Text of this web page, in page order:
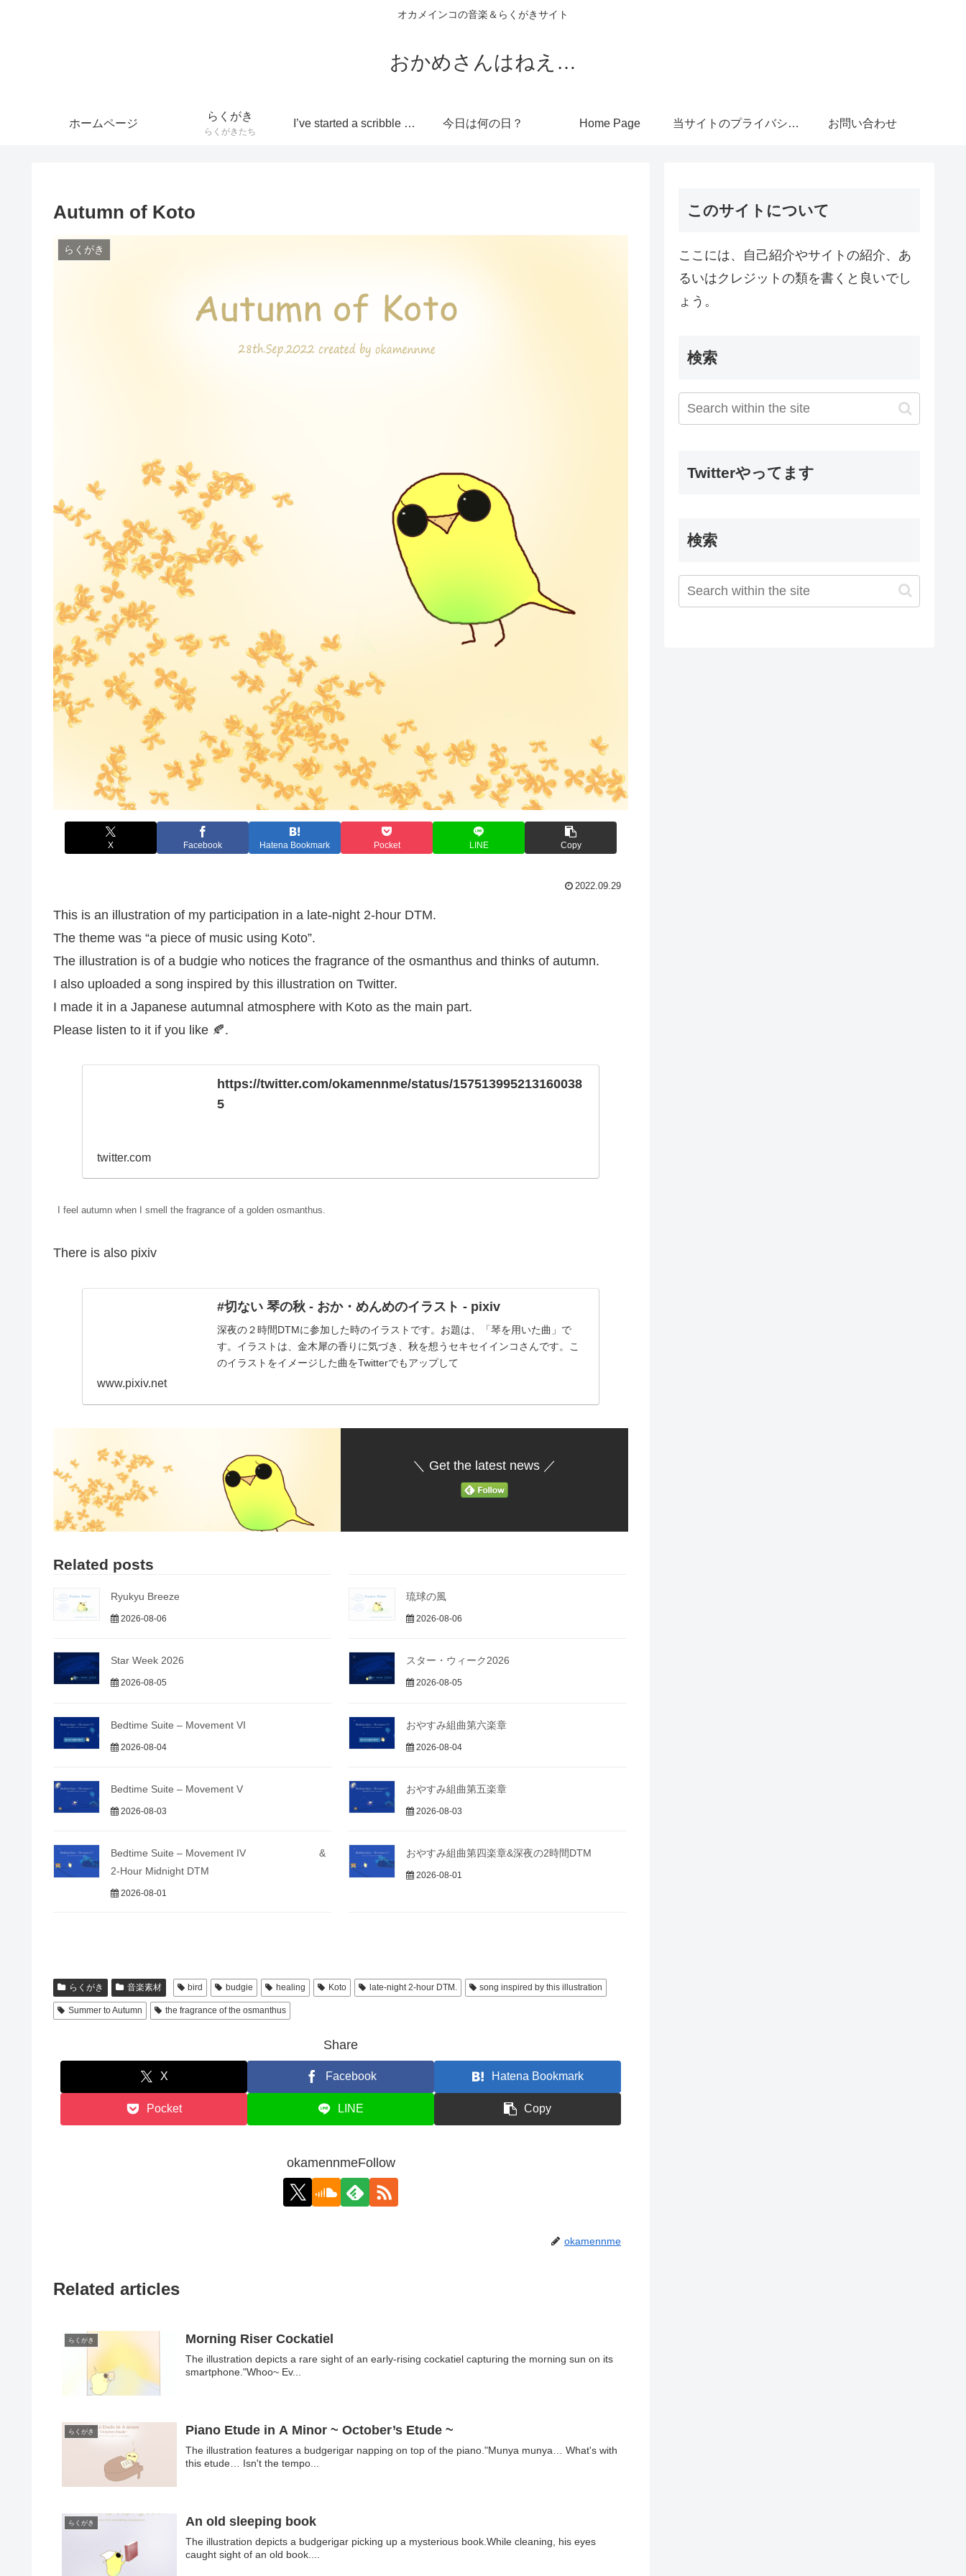
オカメインコの音楽＆らくがきサイト
おかめさんはねえ…
ホームページ
らくがき
らくがきたち
I’ve started a scribble site! 今日は何の日？ Home Page 当サイトのプライバシーポリシーについて お問い合わせ
Autumn of Koto
らくがき
X Facebook Hatena Bookmark Pocket LINE Copy
2022.09.29
This is an illustration of my participation in a late-night 2-hour DTM.
The theme was “a piece of music using Koto”.
The illustration is of a budgie who notices the fragrance of the osmanthus and thinks of autumn.
I also uploaded a song inspired by this illustration on Twitter.
I made it in a Japanese autumnal atmosphere with Koto as the main part.
Please listen to it if you like 🍂.
https://twitter.com/okamennme/status/157513995213160038
5
twitter.com
I feel autumn when I smell the fragrance of a golden osmanthus.
There is also pixiv
#切ない 琴の秋 - おか・めんめのイラスト - pixiv
深夜の２時間DTMに参加した時のイラストです。お題は、「琴を用いた曲」で
す。イラストは、金木犀の香りに気づき、秋を想うセキセイインコさんです。こ
のイラストをイメージした曲をTwitterでもアップして
www.pixiv.net
＼ Get the latest news ／
Related posts
Ryukyu Breeze
2026-08-06
琉球の風
2026-08-06
Star Week 2026
2026-08-05
スター・ウィーク2026
2026-08-05
Bedtime Suite – Movement VI
2026-08-04
おやすみ組曲第六楽章
2026-08-04
Bedtime Suite – Movement V
2026-08-03
おやすみ組曲第五楽章
2026-08-03
Bedtime Suite – Movement IV &
2-Hour Midnight DTM
2026-08-01
おやすみ組曲第四楽章&深夜の2時間DTM
2026-08-01
らくがき 音楽素材 bird budgie healing Koto late-night 2-hour DTM. song inspired by this illustration
Summer to Autumn the fragrance of the osmanthus
Share
X Facebook Hatena Bookmark
Pocket LINE Copy
okamennmeFollow
okamennme
Related articles
らくがき Morning Riser Cockatiel
The illustration depicts a rare sight of an early-rising cockatiel capturing the morning sun on its
smartphone."Whoo~ Ev...
らくがき Piano Etude in A Minor ~ October’s Etude ~
The illustration features a budgerigar napping on top of the piano."Munya munya… What's with
this etude… Isn't the tempo...
らくがき An old sleeping book
The illustration depicts a budgerigar picking up a mysterious book.While cleaning, his eyes
caught sight of an old book....
このサイトについて
ここには、自己紹介やサイトの紹介、あ
るいはクレジットの類を書くと良いでし
ょう。
検索
Twitterやってます
検索